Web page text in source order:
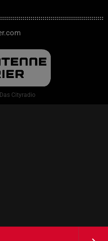
Cityradio